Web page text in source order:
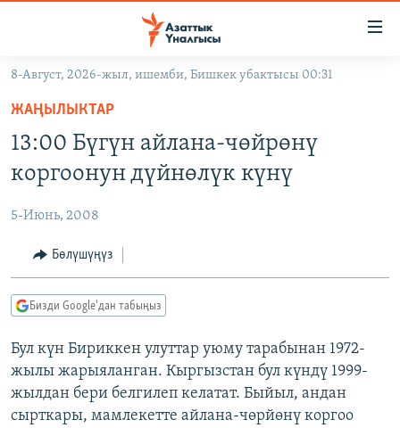
Навигацияга
өтүңүз
салыңызКЫРГЫЗСТАН
ЭКОНОМИКА
МАДАНИЯТ
БОРБОР АЗИЯ
УКРАИНА
АТАЙЫН ИЛИКТӨӨ
ТВ ПРОГРАММАЛАР
ЭКСПЕРТТЕР ТАЛДАЙТ
БИЗ ЖАНА ДҮЙНӨ
ДАНИСТЕ
ЭЖЕ-СИҢДИЛЕР
ӨЗГӨЧӨ ПИКИР
Русский
ОНЛАЙН ШЕРИНЕ
8-Август, 2026-жыл, ишемби, Бишкек убактысы 00:31
ЖАҢЫЛЫКТАР
13:00 Бүгүн айлана-чөйрөнү
коргоонун дүйнөлүк күнү
5-Июнь, 2008
Бөлүшүңүз
Бизди Google'дан табыңыз
Бул күн Бириккен улуттар уюму тарабынан 1972-
жылы жарыяланган. Кыргызстан бул күндү 1999-
жылдан бери белгилеп келатат. Быйыл, андан
сырткары, мамлекетте айлана-чөрйөнү коргоо